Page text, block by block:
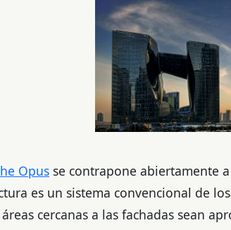
Opus se contrapone abiertamente
es un sistema convencional de
cercanas a las fachadas sean